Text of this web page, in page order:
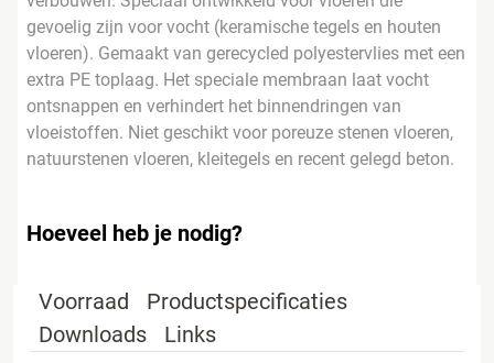
gevoelig zijn voor vocht (keramische tegels en houten
vloeren). Gemaakt van gerecycled polyestervlies met een
extra PE toplaag. Het speciale membraan laat vocht
ontsnappen en verhindert het binnendringen van
vloeistoffen. Niet geschikt voor poreuze stenen vloeren,
natuurstenen vloeren, kleitegels en recent gelegd beton.
Hoeveel heb je nodig?
Voorraad
Productspecificaties
Downloads
Links